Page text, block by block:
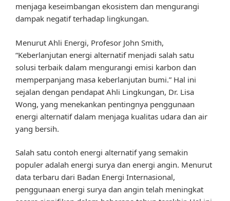
menjaga keseimbangan ekosistem dan mengurangi
dampak negatif terhadap lingkungan.
Menurut Ahli Energi, Profesor John Smith,
“Keberlanjutan energi alternatif menjadi salah satu
solusi terbaik dalam mengurangi emisi karbon dan
memperpanjang masa keberlanjutan bumi.” Hal ini
sejalan dengan pendapat Ahli Lingkungan, Dr. Lisa
Wong, yang menekankan pentingnya penggunaan
energi alternatif dalam menjaga kualitas udara dan air
yang bersih.
Salah satu contoh energi alternatif yang semakin
populer adalah energi surya dan energi angin. Menurut
data terbaru dari Badan Energi Internasional,
penggunaan energi surya dan angin telah meningkat